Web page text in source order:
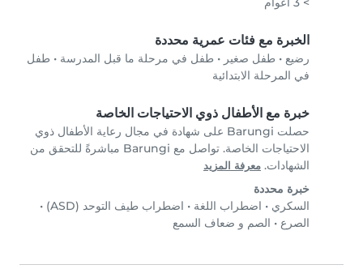
الخبرة مع فئات عمرية محددة
رضيع • طفل صغير • طفل في مرحلة ما قبل المدرسة • طفل
في المرحلة الابتدائية
خبرة مع الأطفال ذوي الاحتياجات الخاصة
حصلت Barungi على شهادة في مجال رعاية الأطفال ذوي
الاحتياجات الخاصة. تواصل مع Barungi مباشرةً للتحقق من
الشهادات. معرفة المزيد
خبرة محددة
السكري • اضطراب اللغة • اضطراب طيف التوحد (ASD)
•
الصرع • الصم و ضعاف السمع